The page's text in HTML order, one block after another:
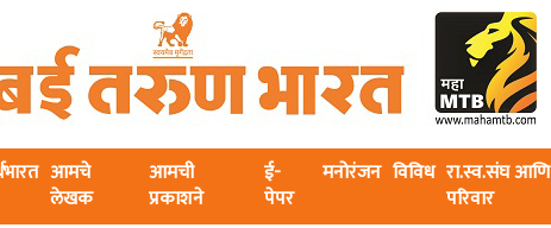
आमचे
लेखक
आमची
प्रकाशने
ई-
पेपर
मनोरंजन विविध रा.स्व.संघ आणि
परिवार